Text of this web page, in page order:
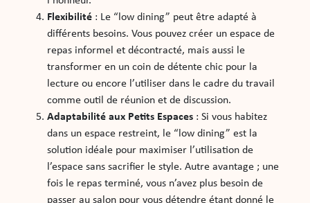
Flexibilité : Le “low dining” peut être adapté à
différents besoins. Vous pouvez créer un espace de
repas informel et décontracté, mais aussi le
transformer en un coin de détente chic pour la
lecture ou encore l’utiliser dans le cadre du travail
comme outil de réunion et de discussion.
Adaptabilité aux Petits Espaces : Si vous habitez
dans un espace restreint, le “low dining” est la
solution idéale pour maximiser l’utilisation de
l’espace sans sacrifier le style. Autre avantage ; une
fois le repas terminé, vous n’avez plus besoin de
passer au salon pour vous détendre étant donné le